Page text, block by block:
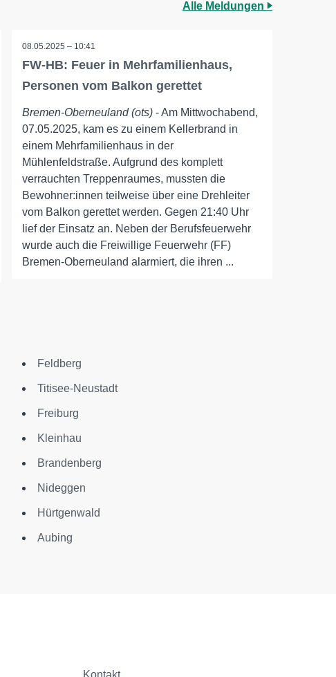
Alle Meldungen
08.05.2025 – 10:41
FW-HB: Feuer in Mehrfamilienhaus,
Personen vom Balkon gerettet
Bremen-Oberneuland (ots) - Am Mittwochabend,
07.05.2025, kam es zu einem Kellerbrand in
einem Mehrfamilienhaus in der
Mühlenfeldstraße. Aufgrund des komplett
verrauchten Treppenraumes, mussten die
Bewohner:innen teilweise über eine Drehleiter
vom Balkon gerettet werden. Gegen 21:40 Uhr
lief der Einsatz an. Neben der Berufsfeuerwehr
wurde auch die Freiwillige Feuerwehr (FF)
Bremen-Oberneuland alarmiert, die ihren ...
Feldberg
Titisee-Neustadt
Freiburg
Kleinhau
Brandenberg
Nideggen
Hürtgenwald
Aubing
Kontakt